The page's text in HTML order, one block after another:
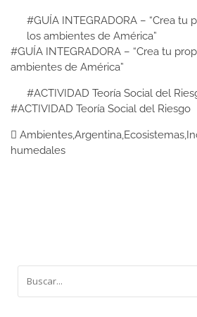
#GUÍA INTEGRADORA – “Crea tu
los ambientes de América”
#GUÍA INTEGRADORA – “Crea tu
ambientes de América”
#ACTIVIDAD Teoría Social del
#ACTIVIDAD Teoría Social del Riesgo
Ambientes,Argentina,Ecosistemas,
humedales